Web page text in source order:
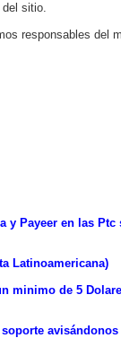
sitio.
responsables del
y Payeer en las
Latinoamericana)
minimo de 5